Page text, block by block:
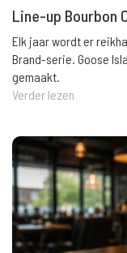
Line-up Bourbon
Elk jaar wordt er
Brand-serie. Goose
gemaakt.
Verder lezen